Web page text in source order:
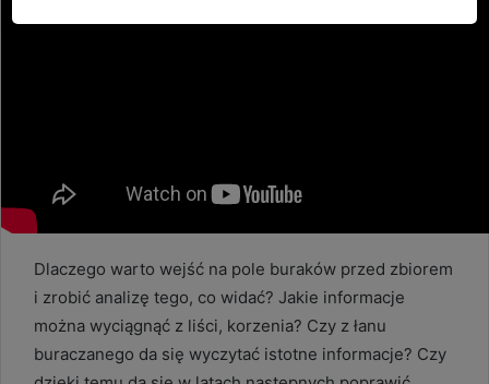
Dlaczego warto wejść na pole buraków przed zbiorem
i zrobić analizę tego, co widać? Jakie informacje
można wyciągnąć z liści, korzenia? Czy z łanu
buraczanego da się wyczytać istotne informacje? Czy